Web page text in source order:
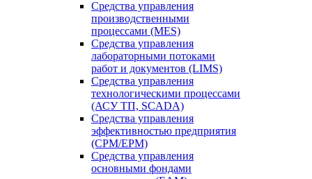
Средства управления
производственными
процессами (MES)
Средства управления
лабораторными потоками
работ и документов (LIMS)
Средства управления
технологическими процессами
(АСУ ТП, SCADA)
Средства управления
эффективностью предприятия
(CPM/EPM)
Средства управления
основными фондами